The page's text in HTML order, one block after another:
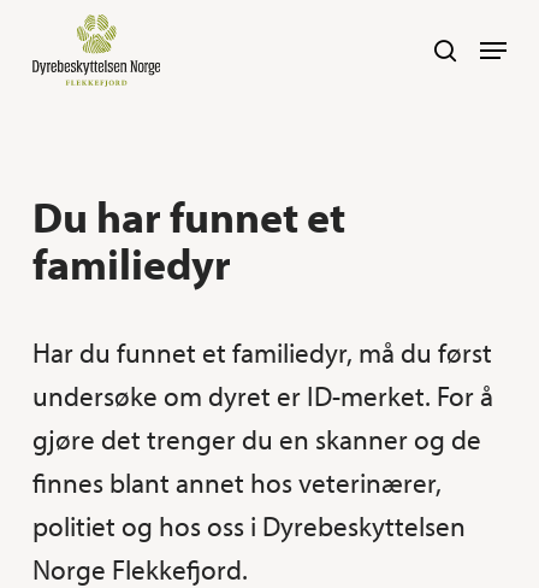
search
Du har funnet et
familiedyr
Har du funnet et familiedyr, må du først
undersøke om dyret er ID-merket. For å
gjøre det trenger du en skanner og de
finnes blant annet hos veterinærer,
politiet og hos oss i Dyrebeskyttelsen
Norge Flekkefjord.